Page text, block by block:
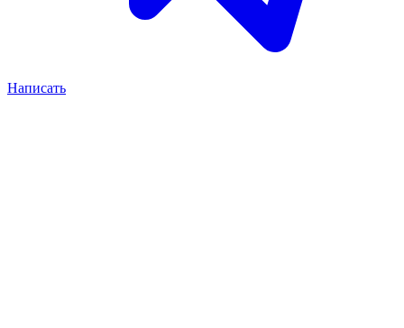
Написать